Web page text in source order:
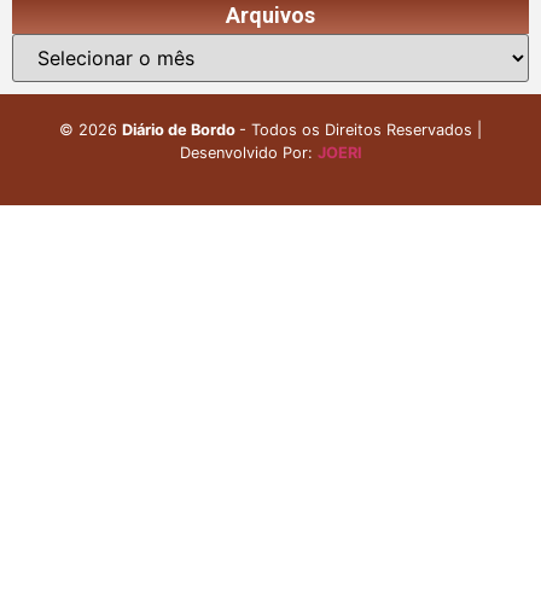
Arquivos
© 2026 Diário de Bordo - Todos os Direitos Reservados |
Desenvolvido Por: JOERI